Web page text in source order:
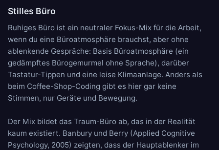
Stilles Büro
Ruhiges Büro ist ein neutraler Fokus-Mix für die Arbeit,
wenn du eine Büroatmosphäre brauchst, aber ohne
ablenkende Gespräche: Basis Büroatmosphäre (ein
gedämpftes Bürogemurmel ohne Sprache), darüber
Tastatur-Tippen und eine leise Klimaanlage. Anders als
beim Coffee-Shop-Coding gibt es hier gar keine
Stimmen, nur Geräte und Bewegung.
Der Mix bildet das Traum-Büro ab, das in der Realität
kaum existiert. Banbury und Berry (Applied Cognitive
Psychology, 2005) zeigten, dass der Hauptablenker im